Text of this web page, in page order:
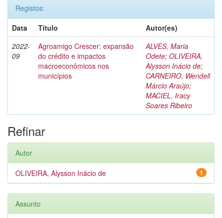
Registos:
Data
Título
Autor(es)
2022-
09
Agroamigo Crescer: expansão
do crédito e impactos
macroeconômicos nos
municípios
ALVES, Maria
Odete; OLIVEIRA,
Alysson Inácio de;
CARNEIRO, Wendell
Márcio Araújo;
MACIEL, Iracy
Soares Ribeiro
Refinar
Autor
1
OLIVEIRA, Alysson Inácio de
Assunto